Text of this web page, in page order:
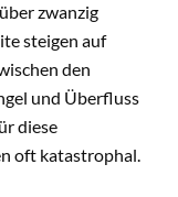
zwanzig
steigen auf
den
und Überfluss
diese
oft katastrophal.